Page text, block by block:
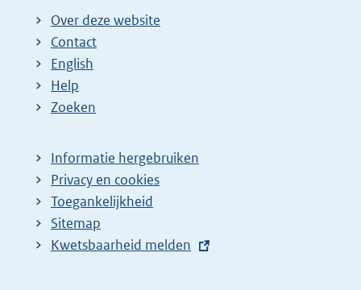
Over deze website
Contact
English
Help
Zoeken
Informatie hergebruiken
Privacy en cookies
Toegankelijkheid
Sitemap
E
Kwetsbaarheid melden